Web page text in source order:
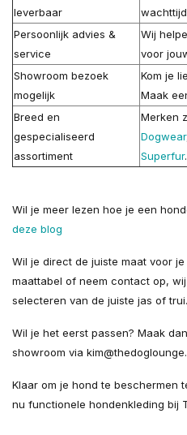
leverbaar
Persoonlijk advies &
service
Wij
voor
Showroom bezoek
mogelijk
Kom je
Maak
Breed en
gespecialiseerd
assortiment
Merken
Dogwear
Superfur.
Wil je meer lezen hoe je een
deze blog
Wil je direct de juiste maat voor
maattabel of neem contact op,
selecteren van de juiste jas of trui.
Wil je het eerst passen? Maak
showroom via
Klaar om je hond te beschermen
nu functionele hondenkleding bij